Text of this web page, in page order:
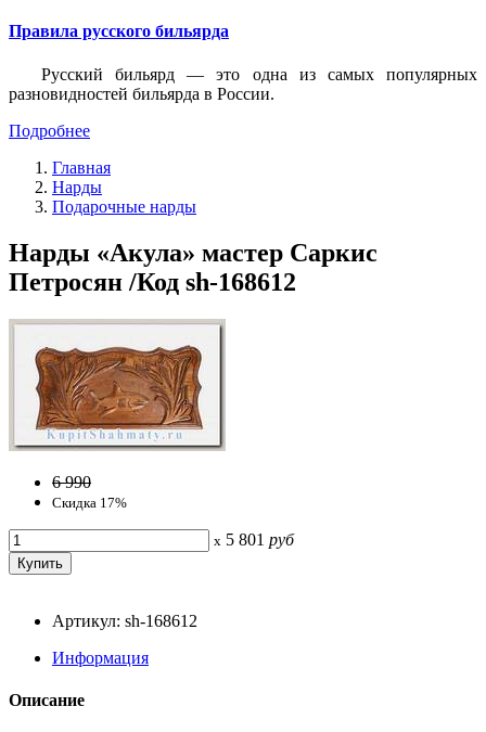
Правила русского бильярда
Русский бильярд — это одна из самых популярных
разновидностей бильярда в России.
Подробнее
Главная
Нарды
Подарочные нарды
Нарды «Акула» мастер Саркис
Петросян /Код sh-168612
6 990
Скидка 17%
x 5 801 руб
Артикул: sh-168612
Информация
Описание